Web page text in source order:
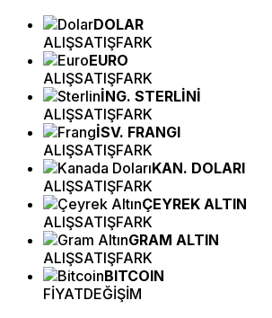
DOLAR
ALIŞSATIŞFARK
EURO
ALIŞSATIŞFARK
İNG. STERLİNİ
ALIŞSATIŞFARK
İSV. FRANGI
ALIŞSATIŞFARK
KAN. DOLARI
ALIŞSATIŞFARK
ÇEYREK ALTIN
ALIŞSATIŞFARK
GRAM ALTIN
ALIŞSATIŞFARK
BITCOIN
FİYATDEĞİŞİM